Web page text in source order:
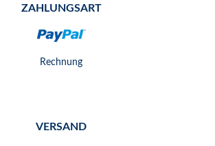
ZAHLUNGSART
Rechnung
VERSAND